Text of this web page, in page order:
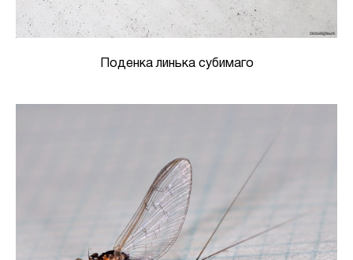
Поденка линька субимаго